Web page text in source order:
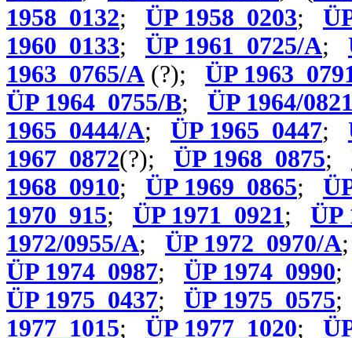
1958_0132; ÜP 1958_0203;
1960_0133; ÜP 1961_0725/A;
1963_0765/A (?); ÜP
ÜP 1964_0755/B; ÜP 1964/
1965_0444/A; ÜP 1965_0447;
1967_0872(?); ÜP 1968_0875;
1968_0910; ÜP 1969_0865;
1970_915; ÜP 1971_0921; ÜP
1972/0955/A; ÜP 1972_0970/A
ÜP 1974_0987; ÜP 1974_0990
ÜP 1975_0437; ÜP 1975_0575
1977_1015; ÜP 1977_1020;